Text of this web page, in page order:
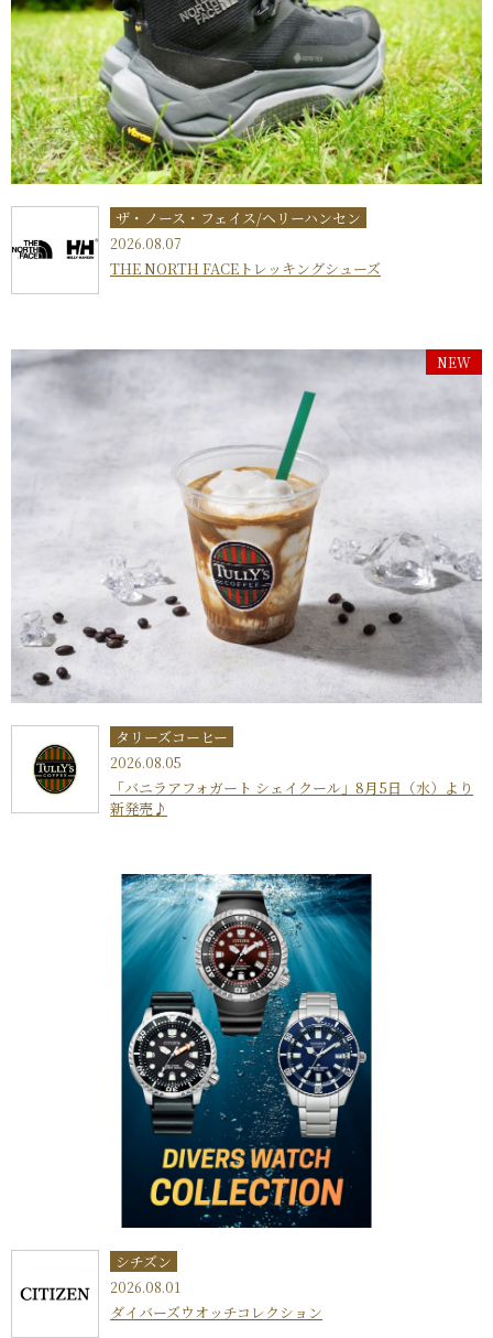
ザ・ノース・フェイス/ヘリーハンセン
2026.08.07
THE NORTH FACEトレッキングシューズ
タリーズコーヒー
2026.08.05
「バニラアフォガート シェイクール」8月5日（水）より
新発売♪
NEW
シチズン
2026.08.01
ダイバーズウオッチコレクション